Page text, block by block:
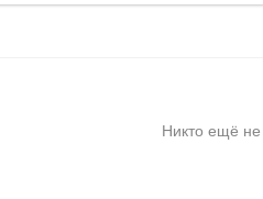
Никто ещё не